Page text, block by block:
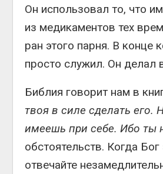
Он использовал то, что
из медикаментов тех
ран этого парня. В конце
просто служил. Он делал
Библия говорит нам в
твоя в силе сделать его.
имеешь при себе. Ибо ты
обстоятельств. Когда
отвечайте